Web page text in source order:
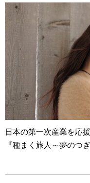
日本の第一次産業を応
『種まく旅人～夢のつ